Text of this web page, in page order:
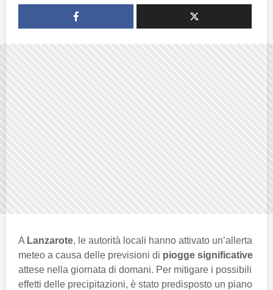
A Lanzarote, le autorità locali hanno attivato un’allerta
meteo a causa delle previsioni di piogge significative
attese nella giornata di domani. Per mitigare i possibili
effetti delle precipitazioni, è stato predisposto un piano